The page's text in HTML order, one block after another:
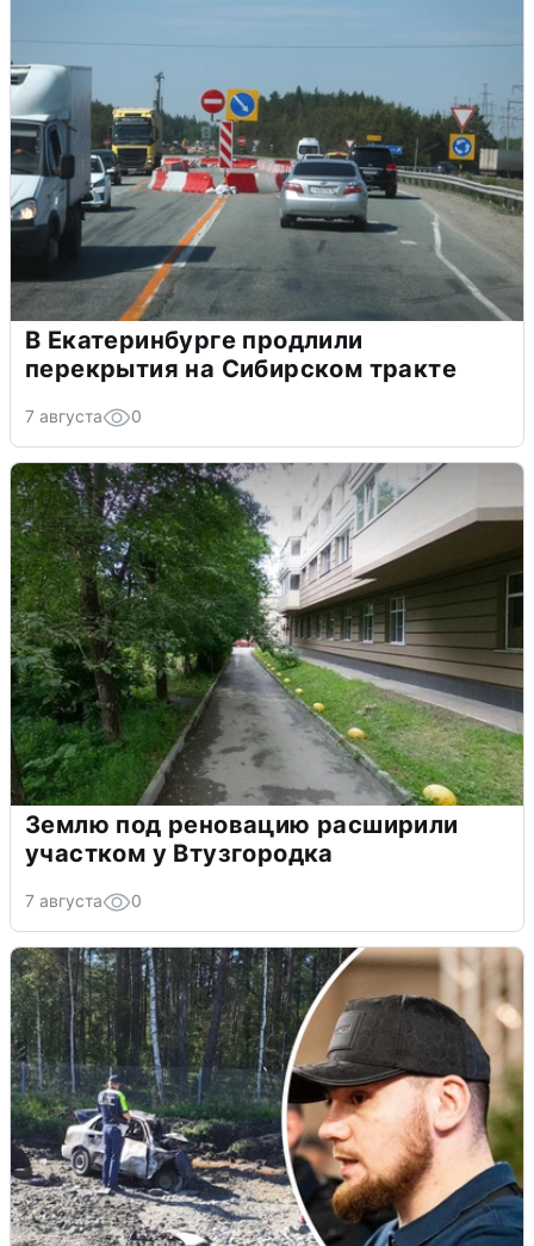
В Екатеринбурге продлили
перекрытия на Сибирском тракте
7 августа 0
Землю под реновацию расширили
участком у Втузгородка
7 августа 0